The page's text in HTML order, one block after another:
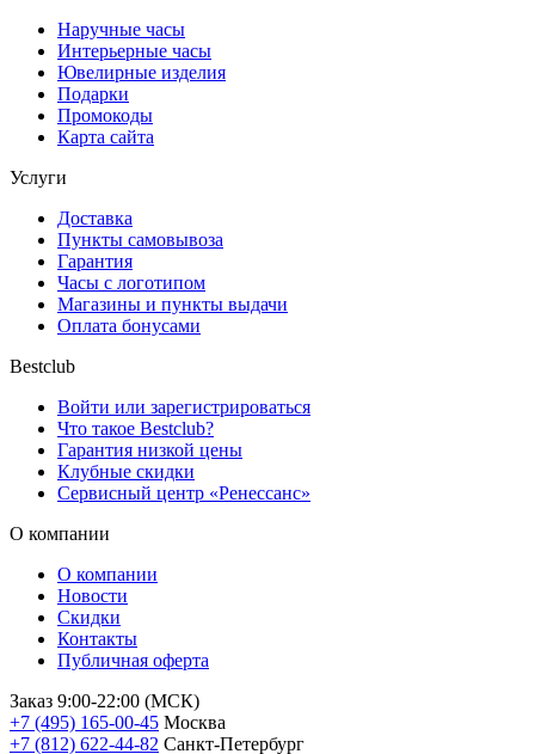
Наручные часы
Интерьерные часы
Ювелирные изделия
Подарки
Промокоды
Карта сайта
Услуги
Доставка
Пункты самовывоза
Гарантия
Часы с логотипом
Магазины и пункты выдачи
Оплата бонусами
Bestclub
Войти или зарегистрироваться
Что такое Bestclub?
Гарантия низкой цены
Клубные скидки
Сервисный центр «Ренессанс»
О компании
О компании
Новости
Скидки
Контакты
Публичная оферта
Заказ 9:00-22:00 (МСК)
+7 (495) 165-00-45 Москва
+7 (812) 622-44-82 Санкт-Петербург